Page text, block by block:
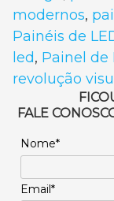
modernos,
Painéis de
led, Painel de
revolução
FALE
Nome*
Email*